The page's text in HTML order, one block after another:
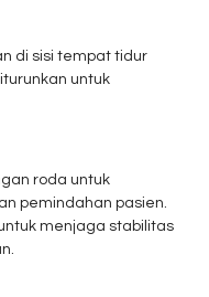
di sisi tempat tidur
untuk
roda untuk
pemindahan pasien.
menjaga stabilitas